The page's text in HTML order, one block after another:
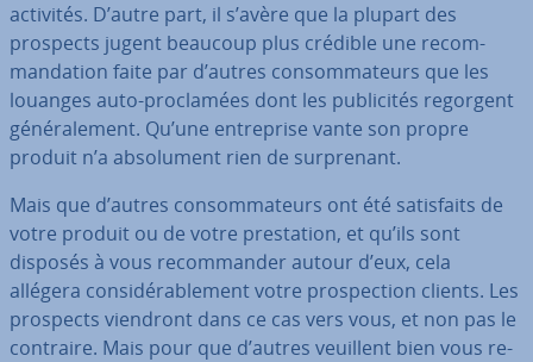
activités. D’autre part, il s’avère que la plupart des
prospects jugent beaucoup plus crédible une re­com­
man­da­tion faite par d’autres con­som­ma­teurs que les
louanges auto-pro­cla­mées dont les pu­bli­ci­tés regorgent
gé­né­ra­le­ment. Qu’une en­tre­prise vante son propre
produit n’a ab­so­lu­ment rien de sur­pre­nant.
Mais que d’autres con­som­ma­teurs ont été sa­tis­faits de
votre produit ou de votre pres­ta­tion, et qu’ils sont
disposés à vous re­com­man­der autour d’eux, cela
allégera con­si­dé­ra­ble­ment votre pros­pec­tion clients. Les
prospects viendront dans ce cas vers vous, et non pas le
contraire. Mais pour que d’autres veuillent bien vous re­